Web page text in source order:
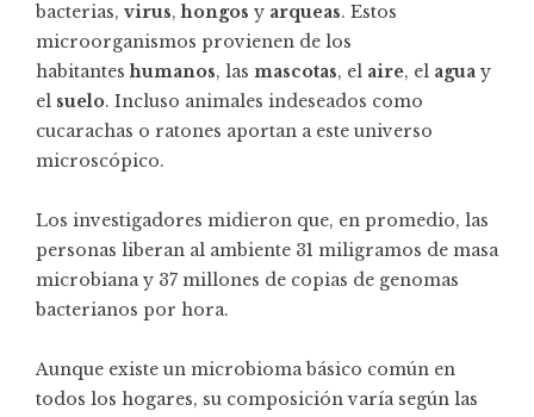
bacterias, virus,hongos y arqueas. Estos
microorganismos provienen de los
habitanteshumanos, las mascotas, el aire, el agua y
el suelo. Incluso animales indeseados como
cucarachas o ratones aportan a este universo
microscópico.
Los investigadores midieron que, en promedio, las
personas liberan al ambiente 31 miligramos de masa
microbiana y 37 millones de copias de genomas
bacterianos por hora.
Aunque existe un microbioma básico común en
todos los hogares, su composición varía según las